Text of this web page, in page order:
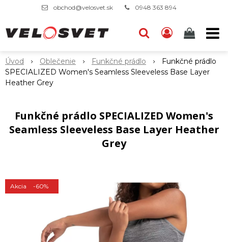
obchod@velosvet.sk 0948 363 894
Úvod Oblečenie Funkčné prádlo
Funkčné prádlo
SPECIALIZED Women's Seamless Sleeveless Base Layer
Heather Grey
Funkčné prádlo SPECIALIZED Women's
Seamless Sleeveless Base Layer Heather
Grey
Akcia -60%